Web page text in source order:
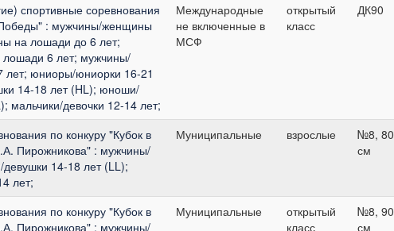
спортивные соревнования
: мужчины/женщины
на лошади до 6 лет;
6 лет; мужчины/
юниоры/юниорки 16-21
14-18 лет (HL); юноши/
мальчики/девочки 12-14 лет;
Международные
не включенные в
МСФ
открытый
класс
ДК90
по конкуру "Кубок в
Пирожникова" : мужчины/
14-18 лет (LL);
лет;
Муниципальные взрослые
№8, 80
см
по конкуру "Кубок в
Пирожникова" : мужчины/
Муниципальные
открытый
класс
№8, 90
см